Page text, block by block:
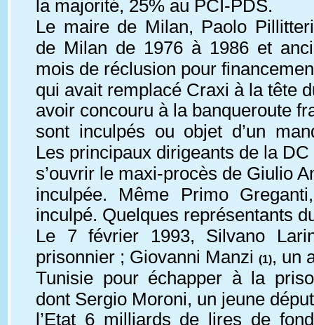
la majorité, 25% au PCI-PDS.
Le maire de Milan, Paolo
de Milan de 1976 à 1986 et
mois de réclusion pour
qui avait remplacé Craxi à la tête
avoir concouru à la banqueroute
sont inculpés ou objet d’un
Les principaux dirigeants de la
s’ouvrir le maxi-procès de Giulio
inculpée. Même Primo
inculpé. Quelques représentants
Le 7 février 1993, Silvano
prisonnier ; Giovanni Manzi (1), un
Tunisie pour échapper à la
dont Sergio Moroni, un jeune
l’Etat 6 milliards de lires de